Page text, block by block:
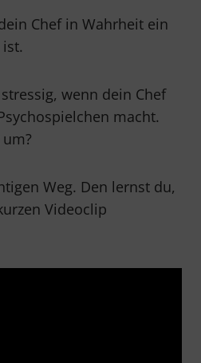
Chef in Wahrheit ein
wenn dein Chef
macht.
Weg. Den lernst du,
Videoclip